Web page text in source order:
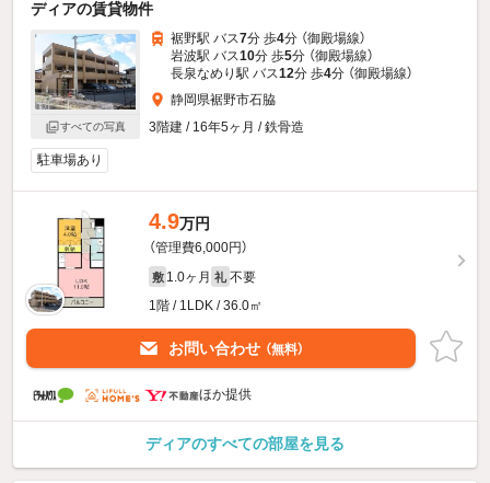
ディアの賃貸物件
すべての写真
裾野駅 バス7分 歩4分 （御殿場線）
岩波駅 バス10分 歩5分 （御殿場線）
長泉なめり駅 バス12分 歩4分 （御殿場線）
静岡県裾野市石脇
3階建 / 16年5ヶ月 / 鉄骨造
駐車場あり
4.9万円
（管理費6,000円）
敷 1.0ヶ月 礼 不要
1階 / 1LDK / 36.0㎡
お問い合わせ （無料）
ほか提供
ディアのすべての部屋を見る